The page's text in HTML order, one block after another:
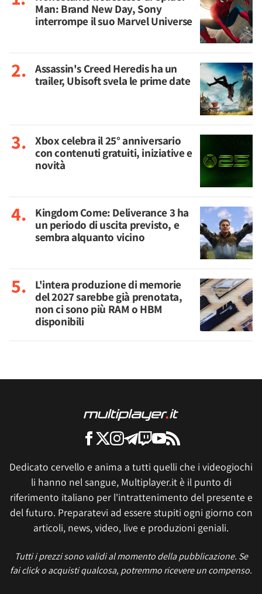
Man: Brand New Day, Sony
interrompe il suo Marvel Universe
Assassin's Creed Heredis ha un
trailer, Ubisoft svela le prime date
Xbox celebra il 25° anniversario
con contenuti gratuiti, iniziative e
novità
Kingdom Come: Deliverance 3 ha
un periodo di uscita previsto, e
sembra alquanto vicino
L'intera produzione di memorie
del 2027 sarebbe già prenotata,
non ci sono più RAM o HBM
disponibili
Dedicato cervello e anima a tutti quelli che i videogiochi
li hanno nel sangue, Multiplayer.it è il punto di
riferimento italiano per l'intrattenimento del presente e
del futuro. Preparatevi ad essere stupiti ogni giorno con
articoli, news, video, live e produzioni geniali.
Tutti i prezzi sono validi al momento della pubblicazione. Se
fai click o acquisti qualcosa, potremmo ricevere un compenso.